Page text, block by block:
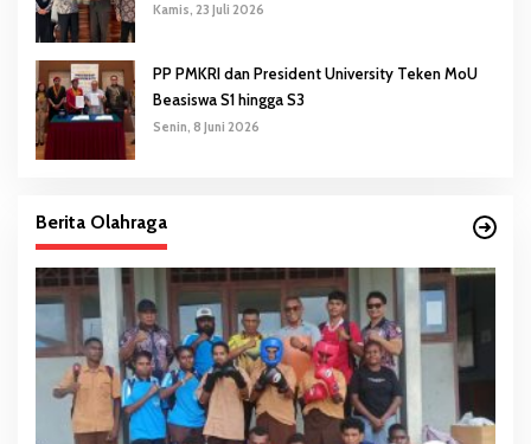
Kamis, 23 Juli 2026
PP PMKRI dan President University Teken MoU
Beasiswa S1 hingga S3
Senin, 8 Juni 2026
Berita Olahraga